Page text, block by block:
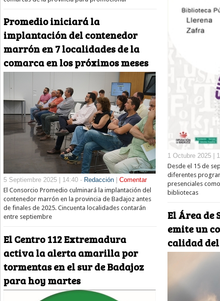
Promedio iniciará la
implantación del contenedor
marrón en 7 localidades de la
comarca en los próximos meses
5 Septiembre 2025 | 14:40 - Redacción| Comentar
El Consorcio Promedio culminará la implantación del
contenedor marrón en la provincia de Badajoz antes
de finales de 2025. Cincuenta localidades contarán
entre septiembre
El Centro 112 Extremadura
activa la alerta amarilla por
tormentas en el sur de Badajoz
para hoy martes
1 Octubre 2025 |
Desde el 15 de
diferentes
presenciales
bibliotecas
El Área de
emite un
calidad